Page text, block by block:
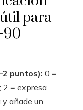
para
puntos): 0 =
2 = expresa
añade un